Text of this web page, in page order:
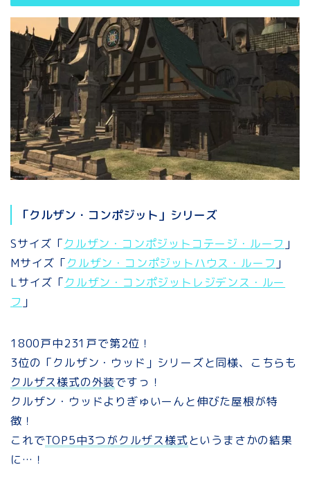
「クルザン・コンポジット」シリーズ
Sサイズ「クルザン・コンポジットコテージ・ルーフ 」
Mサイズ「クルザン・コンポジットハウス・ルーフ 」
Lサイズ「クルザン・コンポジットレジデンス・ルー
フ 」
1800戸中231戸で第2位！
3位の「クルザン・ウッド」シリーズと同様、こちらも
クルザス様式の外装ですっ！
クルザン・ウッドよりぎゅいーんと伸びた屋根が特
徴！
これでTOP5中3つがクルザス様式というまさかの結果
に…！